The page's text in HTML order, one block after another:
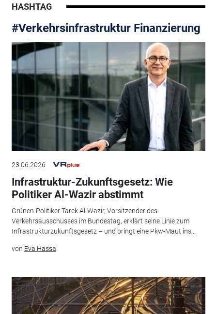
HASHTAG
#Verkehrsinfrastruktur Finanzierung
23.06.2026
Infrastruktur-Zukunftsgesetz: Wie
Politiker Al-Wazir abstimmt
Grünen-Politiker Tarek Al-Wazir, Vorsitzender des
Verkehrsausschusses im Bundestag, erklärt seine Linie zum
Infrastrukturzukunftsgesetz – und bringt eine Pkw-Maut ins...
von Eva Hassa